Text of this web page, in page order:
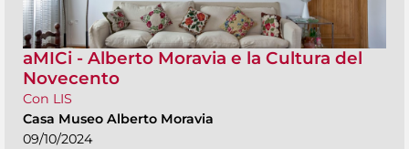
aMICi - Alberto Moravia e la Cultura del
Novecento
Con LIS
Casa Museo Alberto Moravia
09/10/2024